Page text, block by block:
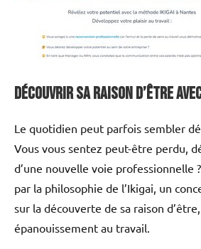
Découvrir sa raison d’être
Le quotidien peut parfois sembler
Vous vous sentez peut-être perdu,
d’une nouvelle voie professionnelle
par la philosophie de l’Ikigai, un
sur la découverte de sa raison
épanouissement au travail.